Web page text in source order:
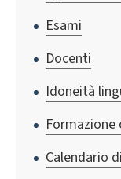
Esami
Docenti
Idoneità
Calendario